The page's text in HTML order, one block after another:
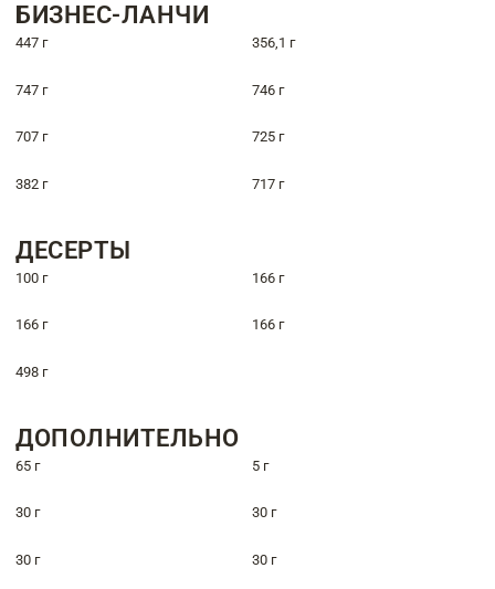
БИЗНЕС-ЛАНЧИ
447 г 356,1 г
747 г 746 г
707 г 725 г
382 г 717 г
ДЕСЕРТЫ
100 г 166 г
166 г 166 г
498 г
ДОПОЛНИТЕЛЬНО
65 г 5 г
30 г 30 г
30 г 30 г